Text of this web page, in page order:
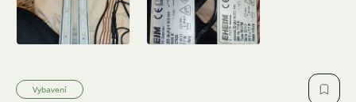
Vybavení